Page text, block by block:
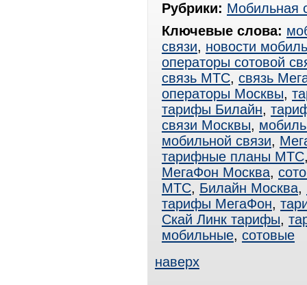
Рубрики: Мобильная
Ключевые слова:
связи, новости
операторы сотовой
связь МТС, связь
операторы Москвы,
тарифы Билайн,
связи Москвы,
мобильной связи,
тарифные планы МТС
МегаФон Москва,
МТС, Билайн Москва,
тарифы МегаФон,
Скай Линк тарифы,
мобильные, сотовые
наверх